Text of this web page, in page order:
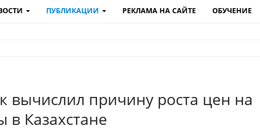
ПУБЛИКАЦИИ РЕКЛАМА НА САЙТЕ ОБУЧЕНИЕ
вычислил причину роста цен на
в Казахстане